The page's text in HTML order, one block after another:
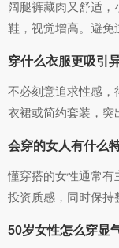
阔腿裤藏肉又舒适
鞋，视觉增高。避免
穿什么衣服更吸引
不必刻意追求性感，
衣裙或简约套装，突
会穿的女人有什么
懂穿搭的女性通常有
投资质感，同时保持
50岁女性怎么穿显